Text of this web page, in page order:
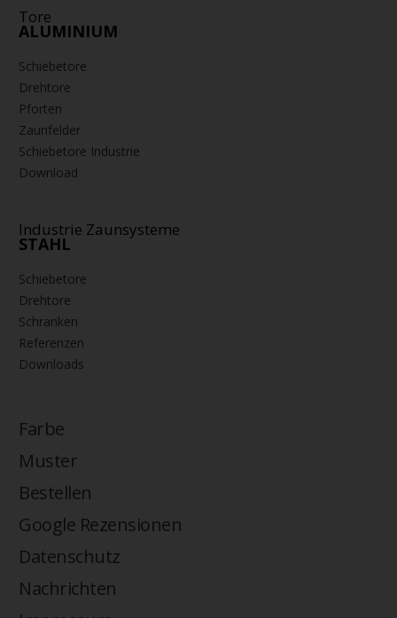
Tore
ALUMINIUM
Schiebetore
Drehtore
Pforten
Zaunfelder
Schiebetore Industrie
Download
Industrie Zaunsysteme
STAHL
Schiebetore
Drehtore
Schranken
Referenzen
Downloads
Farbe
Muster
Bestellen
Google Rezensionen
Datenschutz
Nachrichten